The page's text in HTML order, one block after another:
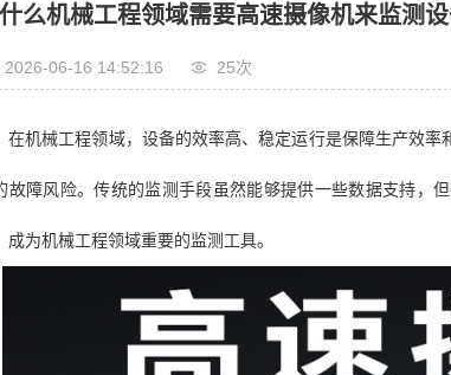
么机械工程领域需要高速摄像机来监测
2026-06-16 14:52:16 25次
在机械工程领域，设备的效率高、稳定运行是保障生产效
故障风险。传统的监测手段虽然能够提供一些数据支持，
成为机械工程领域重要的监测工具。